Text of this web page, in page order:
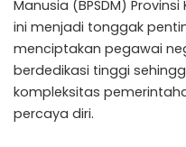
Manusia (BPSDM)
ini menjadi tonggak
menciptakan pegawai
berdedikasi tinggi
kompleksitas
percaya diri.